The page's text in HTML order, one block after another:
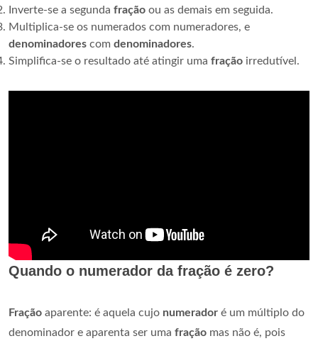
Inverte-se a segunda fração ou as demais em seguida.
Multiplica-se os numerados com numeradores, e
denominadores com denominadores.
Simplifica-se o resultado até atingir uma fração irredutível.
Quando o numerador da fração é zero?
Fração aparente: é aquela cujo numerador é um múltiplo do
denominador e aparenta ser uma fração mas não é, pois